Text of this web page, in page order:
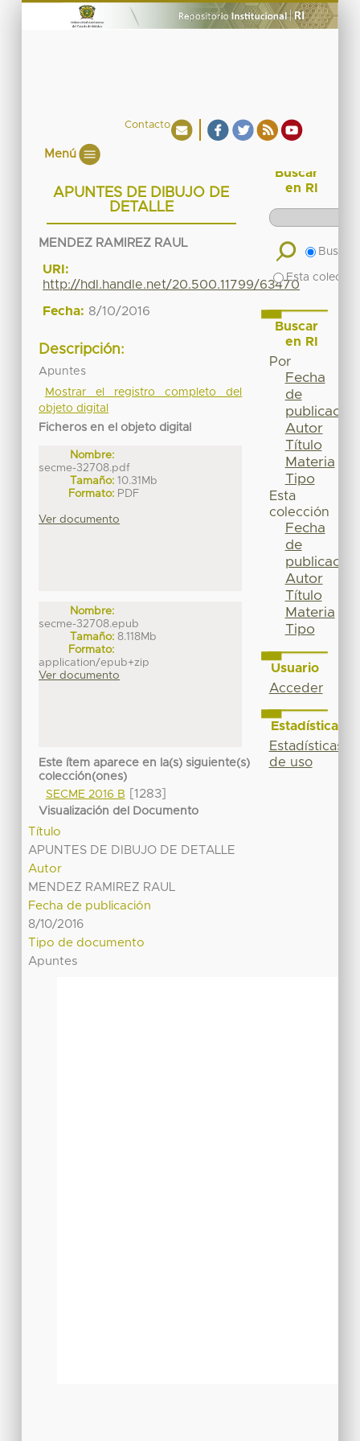
Contacto
Menú
APUNTES DE DIBUJO DE
DETALLE
MENDEZ RAMIREZ RAUL
URI:
http://hdl.handle.net/20.500.11799/63470
Fecha: 8/10/2016
Descripción:
Apuntes
Mostrar el registro completo del
objeto digital
Ficheros en el objeto digital
Nombre:
secme-32708.pdf
Tamaño: 10.31Mb
Formato: PDF
Ver documento
Nombre:
secme-32708.epub
Tamaño: 8.118Mb
Formato:
application/epub+zip
Ver documento
Este ítem aparece en la(s) siguiente(s)
colección(ones)
SECME 2016 B [1283]
Visualización del Documento
Título
APUNTES DE DIBUJO DE DETALLE
Autor
MENDEZ RAMIREZ RAUL
Fecha de publicación
8/10/2016
Tipo de documento
Apuntes
Buscar
en RI
Buscar
Esta
Buscar
en RI
Por
Fecha
de
publicación
Autor
Título
Materia
Tipo
Esta
colección
Fecha
de
publicación
Autor
Título
Materia
Tipo
Usuario
Acceder
Estadísticas
Estadísticas
de uso